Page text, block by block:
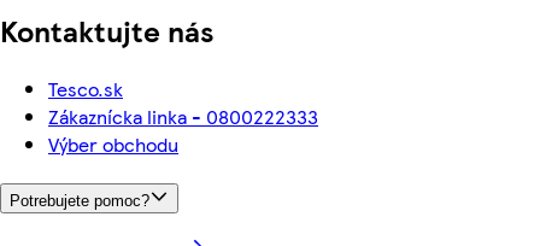
Kontaktujte nás
Tesco.sk
Zákaznícka linka - 0800222333
Výber obchodu
Potrebujete pomoc?